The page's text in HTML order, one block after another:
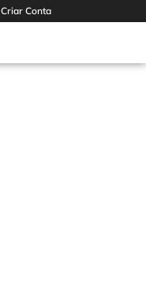
Criar Conta